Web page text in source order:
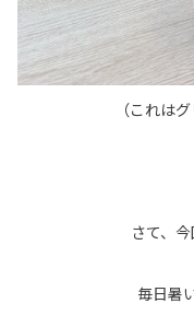
（これは
さて、
毎日暑